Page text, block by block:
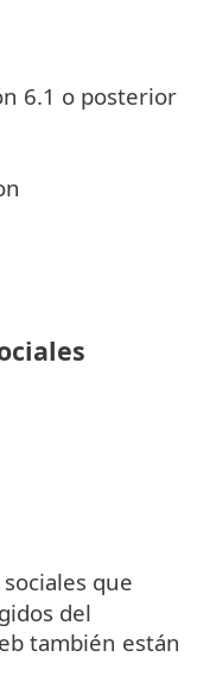
6.1 o posterior
que
del
también están